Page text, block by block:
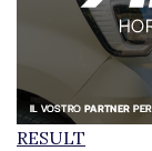
RESULT